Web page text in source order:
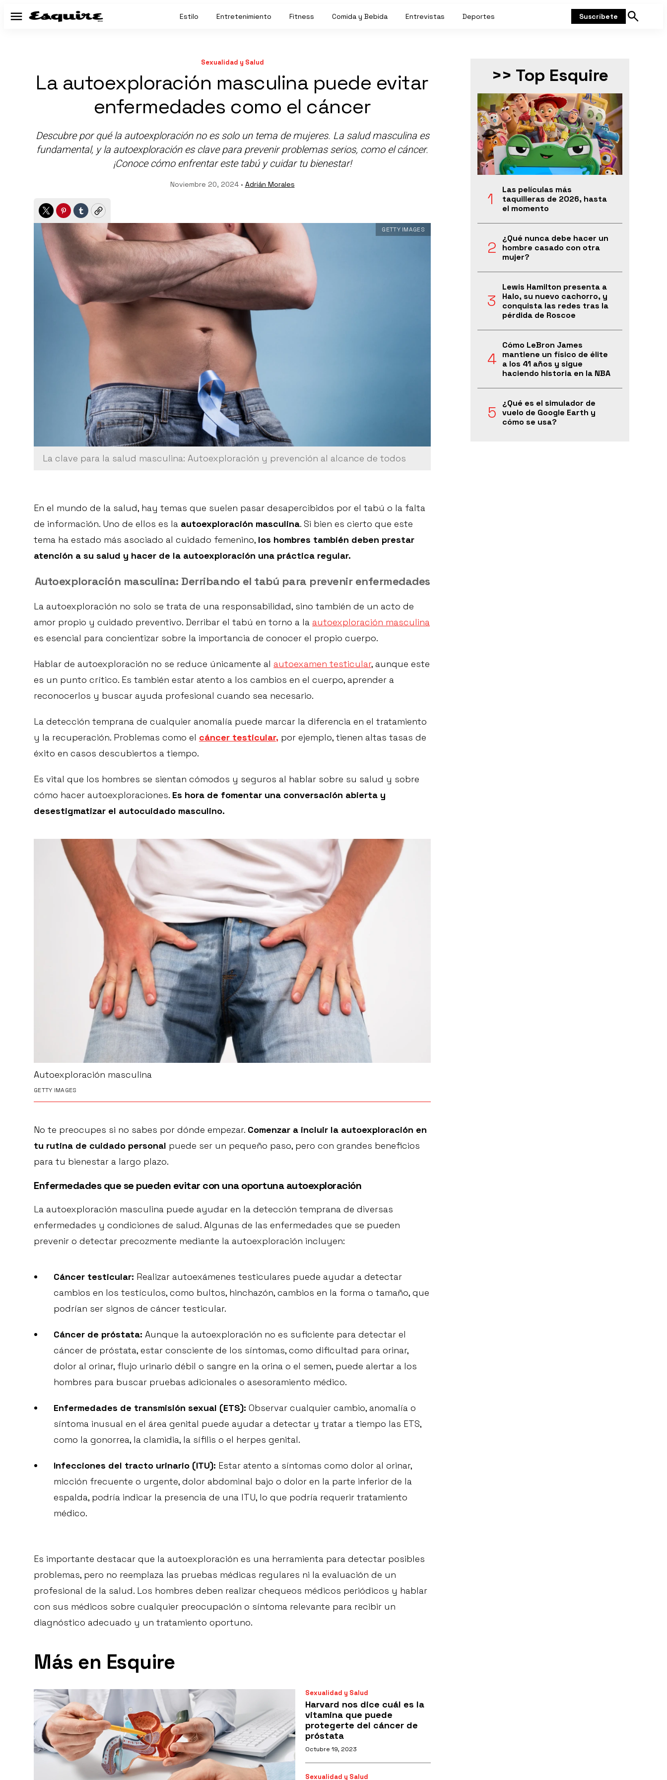
Menú Estilo Entretenimiento Fitness Comida y Bebida Entrevistas Deportes Suscríbete
Mostrar
Sexualidad y Salud
La autoexploración masculina puede evitar
enfermedades como el cáncer
Descubre por qué la autoexploración no es solo un tema de mujeres. La salud masculina es
fundamental, y la autoexploración es clave para prevenir problemas serios, como el cáncer.
¡Conoce cómo enfrentar este tabú y cuidar tu bienestar!
Noviembre 20, 2024 • Adrián Morales
TwitterPinterest
TumblrCopy
La clave para la salud masculina: Autoexploración y prevención al alcance de todos
GETTY IMAGES
En el mundo de la salud, hay temas que suelen pasar desapercibidos por el tabú o la falta
de información. Uno de ellos es la autoexploración masculina. Si bien es cierto que este
tema ha estado más asociado al cuidado femenino, los hombres también deben prestar
atención a su salud y hacer de la autoexploración una práctica regular.
Autoexploración masculina: Derribando el tabú para prevenir enfermedades
La autoexploración no solo se trata de una responsabilidad, sino también de un acto de
amor propio y cuidado preventivo. Derribar el tabú en torno a la autoexploración masculina
es esencial para concientizar sobre la importancia de conocer el propio cuerpo.
Hablar de autoexploración no se reduce únicamente al autoexamen testicular, aunque este
es un punto crítico. Es también estar atento a los cambios en el cuerpo, aprender a
reconocerlos y buscar ayuda profesional cuando sea necesario.
La detección temprana de cualquier anomalía puede marcar la diferencia en el tratamiento
y la recuperación. Problemas como el cáncer testicular, por ejemplo, tienen altas tasas de
éxito en casos descubiertos a tiempo.
Es vital que los hombres se sientan cómodos y seguros al hablar sobre su salud y sobre
cómo hacer autoexploraciones. Es hora de fomentar una conversación abierta y
desestigmatizar el autocuidado masculino.
Autoexploración masculina
GETTY IMAGES
No te preocupes si no sabes por dónde empezar. Comenzar a incluir la autoexploración en
tu rutina de cuidado personal puede ser un pequeño paso, pero con grandes beneficios
para tu bienestar a largo plazo.
Enfermedades que se pueden evitar con una oportunaautoexploración
La autoexploración masculina puede ayudar en la detección temprana de diversas
enfermedades y condiciones de salud. Algunas de las enfermedades que se pueden
prevenir o detectar precozmente mediante la autoexploración incluyen:
Cáncer testicular: Realizar autoexámenes testiculares puede ayudar a detectar
cambios en los testículos, como bultos, hinchazón, cambios en la forma o tamaño, que
podrían ser signos de cáncer testicular.
Cáncer de próstata: Aunque la autoexploración no es suficiente para detectar el
cáncer de próstata, estar consciente de los síntomas, como dificultad para orinar,
dolor al orinar, flujo urinario débil o sangre en la orina o el semen, puede alertar a los
hombres para buscar pruebas adicionales o asesoramiento médico.
Enfermedades de transmisión sexual (ETS): Observar cualquier cambio, anomalía o
síntoma inusual en el área genital puede ayudar a detectar y tratar a tiempo las ETS,
como la gonorrea, la clamidia, la sífilis o el herpes genital.
Infecciones del tracto urinario (ITU): Estar atento a síntomas como dolor al orinar,
micción frecuente o urgente, dolor abdominal bajo o dolor en la parte inferior de la
espalda, podría indicar la presencia de una ITU, lo que podría requerir tratamiento
médico.
Es importante destacar que la autoexploración es una herramienta para detectar posibles
problemas, pero no reemplaza las pruebas médicas regulares ni la evaluación de un
profesional de la salud. Los hombres deben realizar chequeos médicos periódicos y hablar
con sus médicos sobre cualquier preocupación o síntoma relevante para recibir un
diagnóstico adecuado y un tratamiento oportuno.
Más en Esquire
Sexualidad y Salud
Harvard nos dice cuál es la
vitamina que puede
protegerte del cáncer de
próstata
Octubre 19, 2023
Sexualidad y Salud
>> Top Esquire
Las películas más
taquilleras de 2026, hasta
el momento
¿Qué nunca debe hacer un
hombre casado con otra
mujer?
Lewis Hamilton presenta a
Halo, su nuevo cachorro, y
conquista las redes tras la
pérdida de Roscoe
Cómo LeBron James
mantiene un físico de élite
a los 41 años y sigue
haciendo historia en la NBA
¿Qué es el simulador de
vuelo de Google Earth y
cómo se usa?